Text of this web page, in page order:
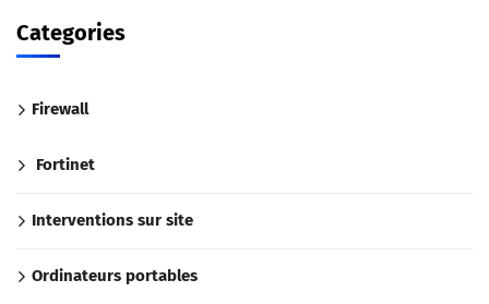
Categories
Firewall
Fortinet
Interventions sur site
Ordinateurs portables